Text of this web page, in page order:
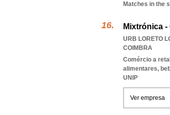
Matches in the
Mixtrónica
URB LORETO
COIMBRA
Comércio a
alimentares,
UNIP
Ver empresa